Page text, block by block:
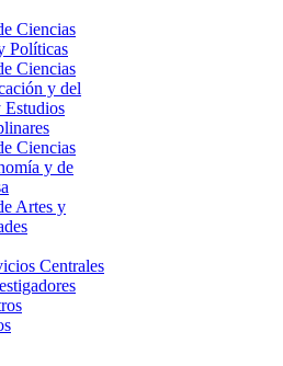
Ciencias
Políticas
Ciencias
y del
Estudios
Ciencias
y de
Artes y
Centrales